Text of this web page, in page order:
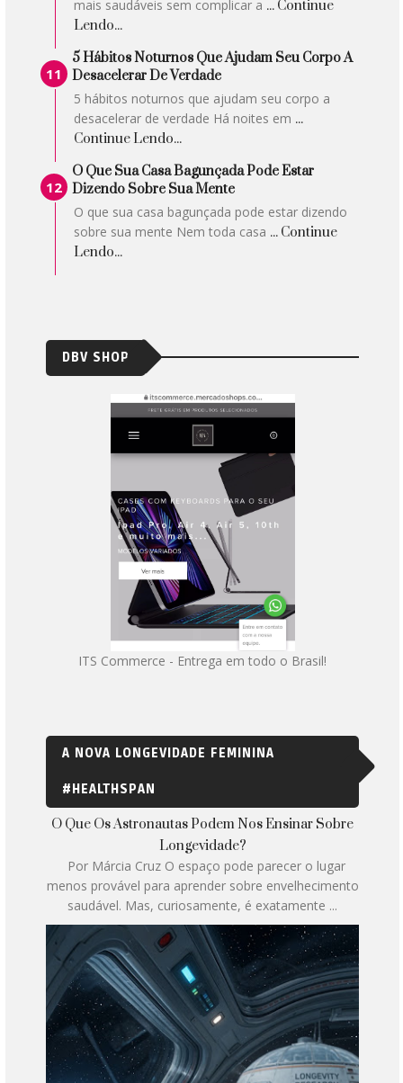
mais saudáveis sem complicar a ... Continue
Lendo...
5 Hábitos Noturnos Que Ajudam Seu Corpo A
Desacelerar De Verdade
5 hábitos noturnos que ajudam seu corpo a
desacelerar de verdade Há noites em ...
Continue Lendo...
O Que Sua Casa Bagunçada Pode Estar
Dizendo Sobre Sua Mente
O que sua casa bagunçada pode estar dizendo
sobre sua mente Nem toda casa ... Continue
Lendo...
DBV SHOP
ITS Commerce - Entrega em todo o Brasil!
A NOVA LONGEVIDADE FEMININA
#HEALTHSPAN
O Que Os Astronautas Podem Nos Ensinar Sobre
Longevidade?
Por Márcia Cruz O espaço pode parecer o lugar
menos provável para aprender sobre envelhecimento
saudável. Mas, curiosamente, é exatamente ...